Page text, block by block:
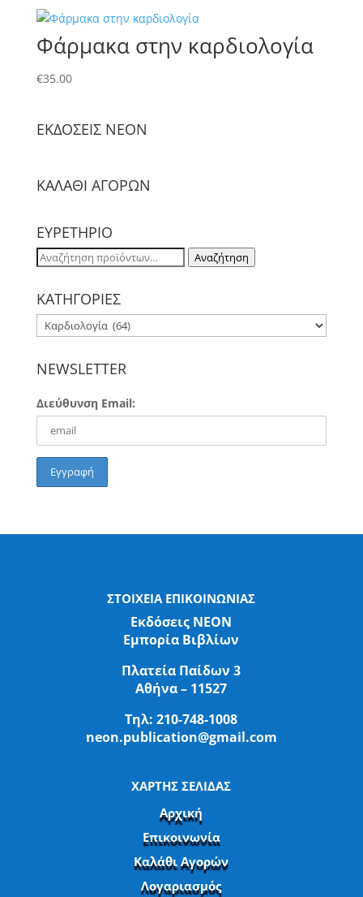
Φάρμακα στην καρδιολογία
€35.00
ΕΚΔΟΣΕΙΣ NΕΟΝ
ΚΑΛΑΘΙ ΑΓΟΡΩΝ
ΕΥΡΕΤΗΡΙΟ
Αναζήτηση
Αναζήτηση
ΚΑΤΗΓΟΡΙΕΣ
NEWSLETTER
Διεύθυνση Email:
ΣΤΟΙΧΕΙΑ ΕΠΙΚΟΙΝΩΝΙΑΣ
Εκδόσεις ΝΕΟΝ
Εμπορία Βιβλίων
Πλατεία Παίδων 3
Αθήνα – 11527
Τηλ:210-748-1008
neon.publication@gmail.com
ΧΑΡΤΗΣ ΣΕΛΙΔΑΣ
Αρχική
Επικοινωνία
Καλάθι Αγορών
Λογαριασμός